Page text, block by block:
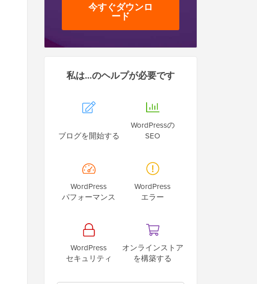
今すぐダウンロ
ード
私は…のヘルプが必要です
ブログを開始する
WordPressの
SEO
WordPress
パフォーマンス
WordPress
エラー
WordPress
セキュリティ
オンラインストア
を構築する